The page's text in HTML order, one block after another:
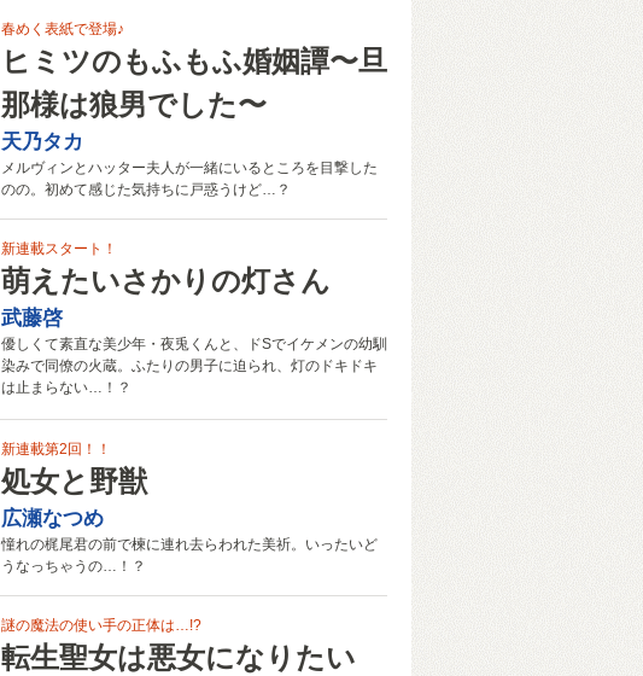
春めく表紙で登場♪
ヒミツのもふもふ婚姻譚〜旦
那様は狼男でした〜
天乃タカ
メルヴィンとハッター夫人が一緒にいるところを目撃した
のの。初めて感じた気持ちに戸惑うけど…？
新連載スタート！
萌えたいさかりの灯さん
武藤啓
優しくて素直な美少年・夜兎くんと、ドSでイケメンの幼馴
染みで同僚の火蔵。ふたりの男子に迫られ、灯のドキドキ
は止まらない…！？
新連載第2回！！
処女と野獣
広瀬なつめ
憧れの梶尾君の前で楝に連れ去らわれた美祈。いったいど
うなっちゃうの…！？
謎の魔法の使い手の正体は…!?
転生聖女は悪女になりたい